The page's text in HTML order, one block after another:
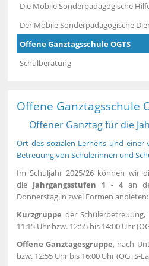
Die Mobile Sonderpädagogische
Der Mobile Sonderpädagogische
Offene Ganztagsschule OGTS
Schulberatung
Offene Ganztagsschule
Offener Ganztag für die
Ort des sozialen Lernens und einer
Betreuung von Schülerinnen und
Im Schuljahr 2025/26 können wir
die Jahrgangsstufen 1 - 4an
Donnerstag in zwei Formen anbieten:
Kurzgruppe der
11:15 Uhr bzw. 12:55 bis 14:00 Uhr
Offene Ganztagesgruppe, nach
bzw. 12:55 Uhr bis 16:00 Uhr (OGTS-